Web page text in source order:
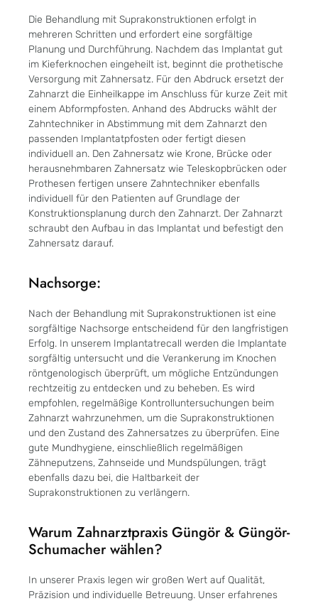
Die Behandlung mit Suprakonstruktionen erfolgt in
mehreren Schritten und erfordert eine sorgfältige
Planung und Durchführung. Nachdem das Implantat gut
im Kieferknochen eingeheilt ist, beginnt die prothetische
Versorgung mit Zahnersatz. Für den Abdruck ersetzt der
Zahnarzt die Einheilkappe im Anschluss für kurze Zeit mit
einem Abformpfosten. Anhand des Abdrucks wählt der
Zahntechniker in Abstimmung mit dem Zahnarzt den
passenden Implantatpfosten oder fertigt diesen
individuell an. Den Zahnersatz wie Krone, Brücke oder
herausnehmbaren Zahnersatz wie Teleskopbrücken oder
Prothesen fertigen unsere Zahntechniker ebenfalls
individuell für den Patienten auf Grundlage der
Konstruktionsplanung durch den Zahnarzt. Der Zahnarzt
schraubt den Aufbau in das Implantat und befestigt den
Zahnersatz darauf.
Nachsorge:
Nach der Behandlung mit Suprakonstruktionen ist eine
sorgfältige Nachsorge entscheidend für den langfristigen
Erfolg. In unserem Implantatrecall werden die Implantate
sorgfältig untersucht und die Verankerung im Knochen
röntgenologisch überprüft, um mögliche Entzündungen
rechtzeitig zu entdecken und zu beheben. Es wird
empfohlen, regelmäßige Kontrolluntersuchungen beim
Zahnarzt wahrzunehmen, um die Suprakonstruktionen
und den Zustand des Zahnersatzes zu überprüfen. Eine
gute Mundhygiene, einschließlich regelmäßigen
Zähneputzens, Zahnseide und Mundspülungen, trägt
ebenfalls dazu bei, die Haltbarkeit der
Suprakonstruktionen zu verlängern.
Warum Zahnarztpraxis Güngör & Güngör-
Schumacher wählen?
In unserer Praxis legen wir großen Wert auf Qualität,
Präzision und individuelle Betreuung. Unser erfahrenes